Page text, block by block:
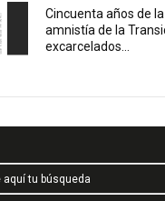
Cincuenta años de
amnistía de la
excarcelados...
aquí tu búsqueda